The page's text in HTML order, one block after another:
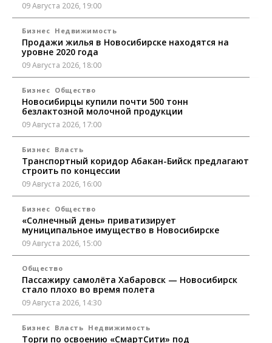
09 Августа 2026, 19:00
Бизнес Недвижимость
Продажи жилья в Новосибирске находятся на
уровне 2020 года
09 Августа 2026, 18:00
Бизнес Общество
Новосибирцы купили почти 500 тонн
безлактозной молочной продукции
09 Августа 2026, 17:00
Бизнес Власть
Транспортный коридор Абакан-Бийск предлагают
строить по концессии
09 Августа 2026, 16:00
Бизнес Общество
«Солнечный день» приватизирует
муниципальное имущество в Новосибирске
09 Августа 2026, 15:00
Общество
Пассажиру самолёта Хабаровск — Новосибирск
стало плохо во время полета
09 Августа 2026, 14:30
Бизнес Власть Недвижимость
Торги по освоению «СмартСити» под